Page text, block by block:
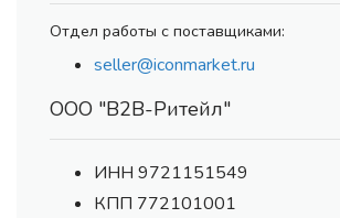
Отдел работы с поставщиками:
seller@iconmarket.ru
ООО "В2В-Ритейл"
ИНН 9721151549
КПП 772101001